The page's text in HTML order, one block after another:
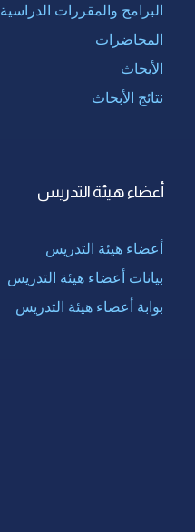
البرامج والمقررات الدراسية
المحاضرات
الأبحاث
نتائج الأبحاث
أعضاء هيئة التدريس
أعضاء هيئة التدريس
بيانات أعضاء هيئة التدريس
بوابة أعضاء هيئة التدريس